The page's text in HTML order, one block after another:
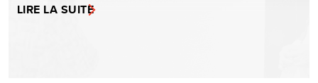
LIRE LA SUITE